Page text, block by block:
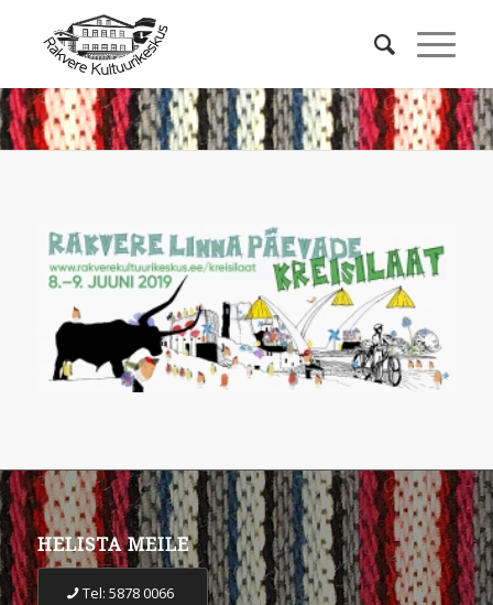
HELISTA MEILE
Tel: 5878 0066